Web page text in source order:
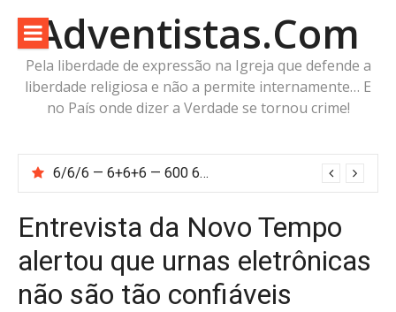
para
conteúdo
Adventistas.Com
Pela liberdade de expressão na Igreja que defende a
liberdade religiosa e não a permite internamente… E
no País onde dizer a Verdade se tornou crime!
6/6/6 — 6+6+6 — 600 60 6… Calcule o número da besta!
FIM DO MITO ADVENTISTA DE ÓRION — Não Olhemos para o Caçador: Olhemos para o Cordeiro
Entrevista da Novo Tempo
alertou que urnas eletrônicas
não são tão confiáveis